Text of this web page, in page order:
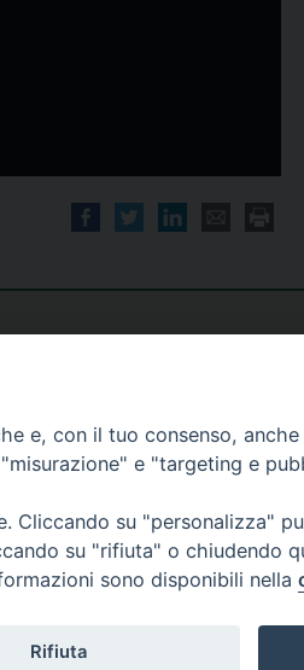
e, con il tuo consenso,
e "targeting e
su "personalizza"
su "rifiuta" o chiudendo
sono disponibili nella
Rifiuta